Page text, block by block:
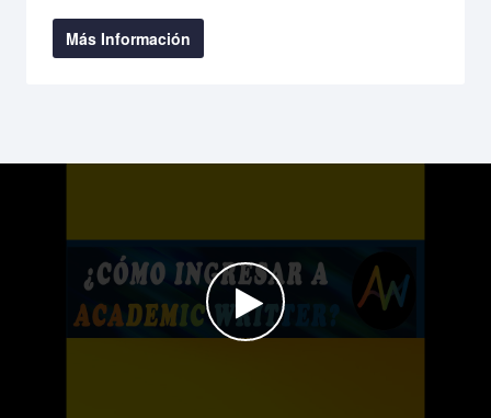
Más Información
Watch the video